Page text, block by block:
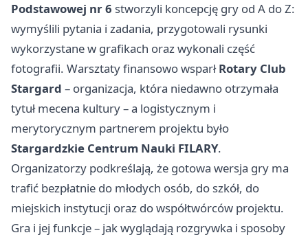
Podstawowej nr 6 stworzyli koncepcję gry od A do Z:
wymyślili pytania i zadania, przygotowali rysunki
wykorzystane w grafikach oraz wykonali część
fotografii. Warsztaty finansowo wsparłRotary Club
Stargard – organizacja, która niedawno otrzymała
tytuł mecena kultury – a logistycznym i
merytorycznym partnerem projektu było
Stargardzkie Centrum Nauki FILARY.
Organizatorzy podkreślają, że gotowa wersja gry ma
trafić bezpłatnie do młodych osób, do szkół, do
miejskich instytucji oraz do współtwórców projektu.
Gra i jej funkcje – jak wyglądają rozgrywka i sposoby